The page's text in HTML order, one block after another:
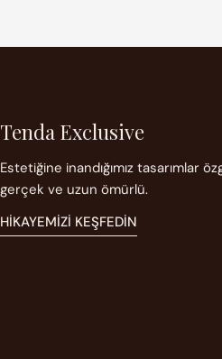
Tenda Exclusive
Estetiğine inandığımız tasarımlar
gerçek ve uzun ömürlü.
HIKAYEMIZI KEŞFEDIN